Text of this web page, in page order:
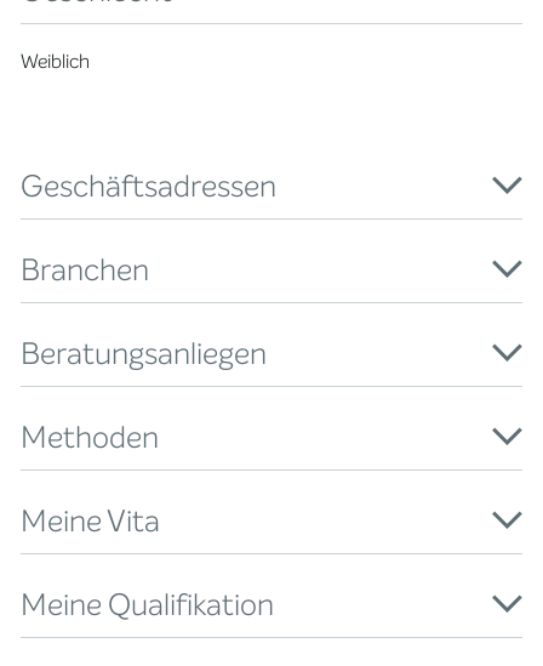
Weiblich
Geschäftsadressen
Branchen
Beratungsanliegen
Methoden
Meine Vita
Meine Qualifikation